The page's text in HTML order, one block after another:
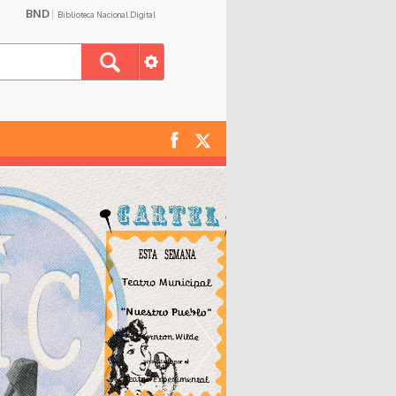
BND Biblioteca Nacional Digital